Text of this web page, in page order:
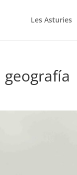
Les Asturies
geografía